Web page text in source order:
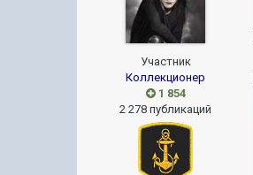
Участник
Коллекционер
1 854
2 278 публикаций